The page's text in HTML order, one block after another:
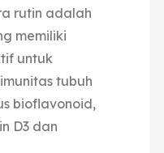
rutin adalah
memiliki
untuk
tubuh
bioflavonoid,
D3 dan